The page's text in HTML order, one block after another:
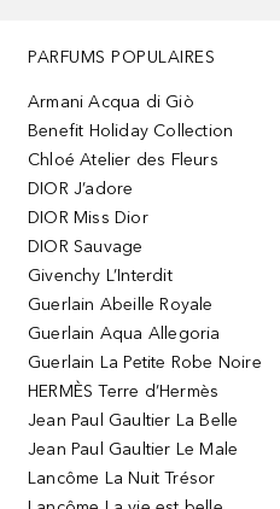
PARFUMS POPULAIRES
Armani Acqua di Giò
Benefit Holiday Collection
Chloé Atelier des Fleurs
DIOR J’adore
DIOR Miss Dior
DIOR Sauvage
Givenchy L’Interdit
Guerlain Abeille Royale
Guerlain Aqua Allegoria
Guerlain La Petite Robe Noire
HERMÈS Terre d’Hermès
Jean Paul Gaultier La Belle
Jean Paul Gaultier Le Male
Lancôme La Nuit Trésor